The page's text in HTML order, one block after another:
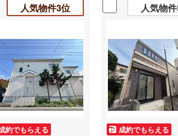
人気物件3位
約でもらえる
人気物
成約でもらえる